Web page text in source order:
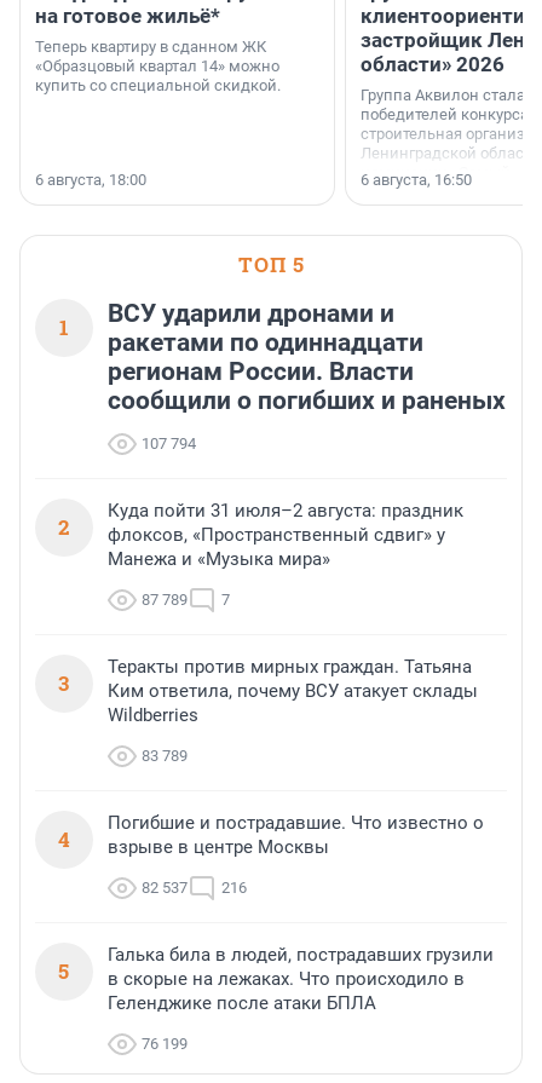
на готовое жильё*
Теперь квартиру в сданном ЖК
«Образцовый квартал 14» можно
купить со специальной скидкой.
6 августа, 18:00
застройщик
области» 2026
Группа Аквилон стала
победителей конкурса
строительная
Ленинградской области
номинации «Самый
застройщик
области».
6 августа, 16:50
ТОП 5
1
ВСУ ударили дронами и
ракетами по одиннадцати
регионам России. Власти
сообщили о погибших и раненых
107 794
2
Куда пойти 31 июля–2 августа: праздник
флоксов, «Пространственный сдвиг» у
Манежа и «Музыка мира»
87 789 7
3
Теракты против мирных граждан. Татьяна
Ким ответила, почему ВСУ атакует склады
Wildberries
83 789
4
Погибшие и пострадавшие. Что известно о
взрыве в центре Москвы
82 537 216
5
Галька била в людей, пострадавших грузили
в скорые на лежаках. Что происходило в
Геленджике после атаки БПЛА
76 199